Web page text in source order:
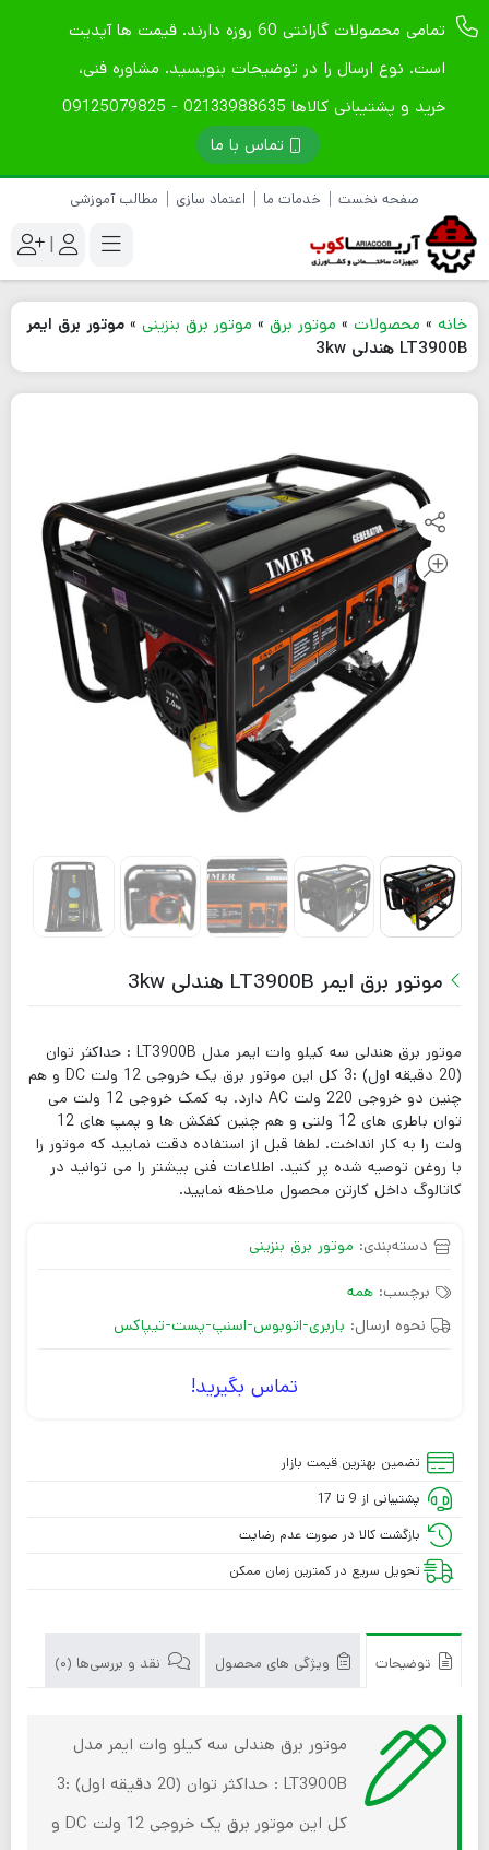
تمامی محصولات گارانتی 60 روزه دارند. قیمت ها آپدیت
است. نوع ارسال را در توضیحات بنویسید. مشاوره فنی،
خرید و پشتیبانی کالاها 02133988635 - 09125079825
تماس با ما
صفحه نخست خدمات ما اعتماد سازی مطالب آموزشی
|
خانه » محصولات » موتور برق » موتور برق بنزینی » موتور برق ایمر
LT3900B هندلی 3kw
موتور برق ایمر LT3900B هندلی 3kw
موتور برق هندلی سه کیلو وات ایمر مدل LT3900B : حداکثر توان
(20 دقیقه اول) :3 کل این موتور برق یک خروجی 12 ولت DC و هم
چنین دو خروجی 220 ولت AC دارد. به کمک خروجی 12 ولت می
توان باطری های 12 ولتی و هم چنین کفکش ها و پمپ های 12
ولت را به کار انداخت. لطفا قبل از استفاده دقت نمایید که موتور را
با روغن توصیه شده پر کنید. اطلاعات فنی بیشتر را می توانید در
کاتالوگ داخل کارتن محصول ملاحظه نمایید.
دسته‌بندی: موتور برق بنزینی
برچسب: همه
نحوه ارسال: باربری-اتوبوس-اسنپ-پست-تیپاکس
تماس بگیرید!
تضمین بهترین قیمت بازار
پشتیبانی از 9 تا 17
بازگشت کالا در صورت عدم رضایت
تحویل سریع در کمترین زمان ممکن
توضیحات ویژگی های محصول نقد و بررسی‌ها (0)
موتور برق هندلی سه کیلو وات ایمر مدل
LT3900B : حداکثر توان (20 دقیقه اول) :3
کل این موتور برق یک خروجی 12 ولت DC و